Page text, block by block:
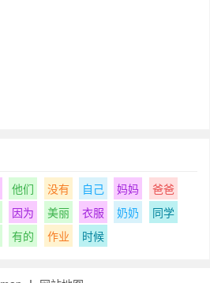
他们 没有 自己 妈妈
爸爸
因为 美丽 衣服 奶奶
同学
有的 作业 时候